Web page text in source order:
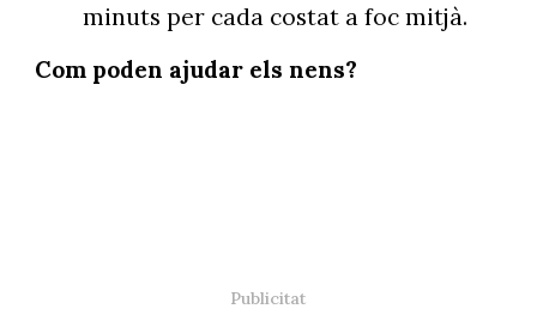
minuts per cada costat a foc mitjà.
Com poden ajudar els nens?